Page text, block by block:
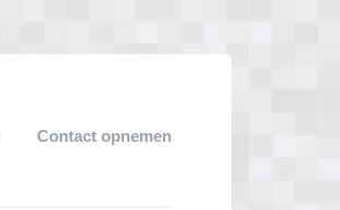
Contact opnemen